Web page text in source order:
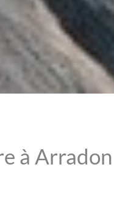
à Arradon